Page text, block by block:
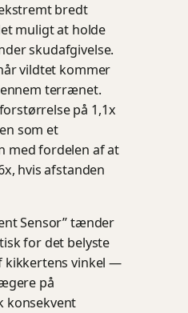
bredt
muligt at holde
skudafgivelse.
vildtet kommer
terrænet.
på 1,1x
som et
med fordelen af at
hvis afstanden
Sensor” tænder
for det belyste
vinkel —
på
konsekvent